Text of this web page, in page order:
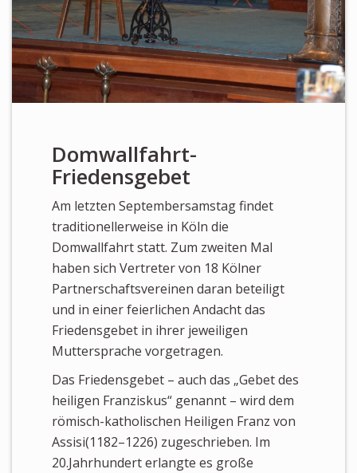
Domwallfahrt-
Friedensgebet
Am letzten Septembersamstag findet
traditionellerweise in Köln die
Domwallfahrt statt. Zum zweiten Mal
haben sich Vertreter von 18 Kölner
Partnerschaftsvereinen daran beteiligt
und in einer feierlichen Andacht das
Friedensgebet in ihrer jeweiligen
Muttersprache vorgetragen.
Das Friedensgebet – auch das „Gebet des
heiligen Franziskus“ genannt – wird dem
römisch-katholischen Heiligen Franz von
Assisi(1182–1226) zugeschrieben. Im
20.Jahrhundert erlangte es große